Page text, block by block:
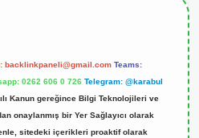
backlinkpaneli@gmail.com Teams:
0262 606 0 726 Telegram: @karabul
Kanun gereğince Bilgi Teknolojileri ve
onaylanmış bir Yer Sağlayıcı olarak
sitedeki içerikleri proaktif olarak